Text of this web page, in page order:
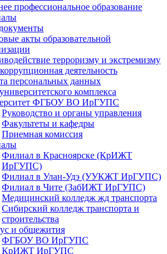
профессиональное образование
акты образовательной
терроризму и экстремизму
деятельность
персональных данных
комплекса
ФГБОУ ВО ИрГУПС
Руководство и органы управления
Факультеты и кафедры
Приемная комиссия
Филиал в Красноярске (КрИЖТ
ИрГУПС)
Филиал в Улан-Удэ (УУКЖТ ИрГУПС)
Филиал в Чите (ЗабИЖТ ИрГУПС)
Медицинский колледж жд транспорта
Сибирский колледж транспорта и
строительства
и общежития
ФГБОУ ВО ИрГУПС
КрИЖТ ИрГУПС